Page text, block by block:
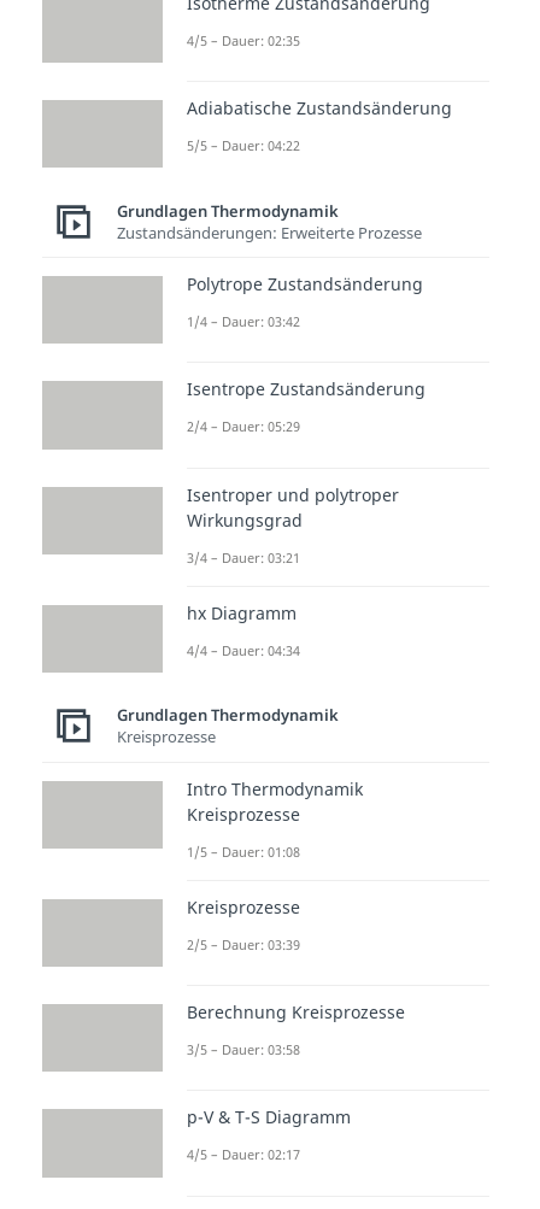
4/5 – Dauer: 02:35
Adiabatische Zustandsänderung
5/5 – Dauer: 04:22
Grundlagen Thermodynamik
Zustandsänderungen: Erweiterte Prozesse
Polytrope Zustandsänderung
1/4 – Dauer: 03:42
Isentrope Zustandsänderung
2/4 – Dauer: 05:29
Isentroper und polytroper
Wirkungsgrad
3/4 – Dauer: 03:21
hx Diagramm
4/4 – Dauer: 04:34
Grundlagen Thermodynamik
Kreisprozesse
Intro Thermodynamik
Kreisprozesse
1/5 – Dauer: 01:08
Kreisprozesse
2/5 – Dauer: 03:39
Berechnung Kreisprozesse
3/5 – Dauer: 03:58
p-V & T-S Diagramm
4/5 – Dauer: 02:17